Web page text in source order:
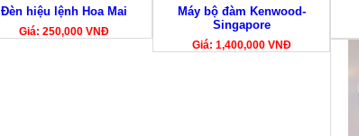
Đèn hiệu lệnh Hoa Mai
Giá: 250,000 VNĐ
Máy bộ đàm Kenwood-
Singapore
Giá: 1,400,000 VNĐ